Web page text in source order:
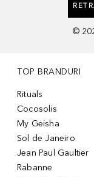
©
TOP BRANDURI
Rituals
Cocosolis
My Geisha
Sol de Janeiro
Jean Paul Gaultier
Rabanne